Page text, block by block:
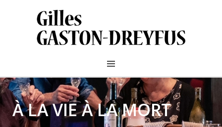
À LA VIE À LA MORT